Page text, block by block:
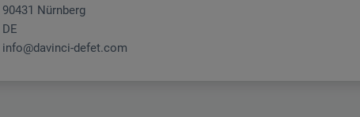
90431 Nürnberg
DE
info@davinci-defet.com